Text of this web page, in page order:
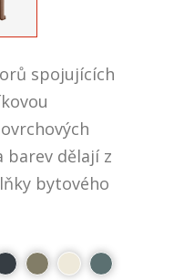
spojujících
barev dělají z
bytového